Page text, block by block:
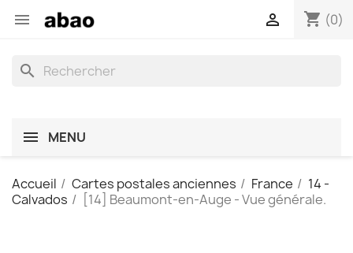
 shopping_cart (0)

search
MENU
Accueil Cartes postales anciennes France
14 -
Calvados
[14] Beaumont-en-Auge - Vue générale.